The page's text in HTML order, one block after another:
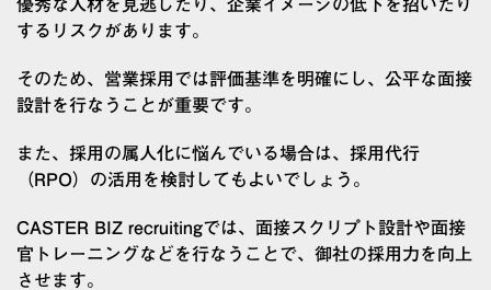
優秀な人材を見逃したり、企業イメージの低下を招いたり
するリスクがあります。
そのため、営業採用では評価基準を明確にし、公平な面接
設計を行なうことが重要です。
また、採用の属人化に悩んでいる場合は、採用代行
（RPO）の活用を検討してもよいでしょう。
CASTER BIZ recruitingでは、面接スクリプト設計や面接
官トレーニングなどを行なうことで、御社の採用力を向上
させます。